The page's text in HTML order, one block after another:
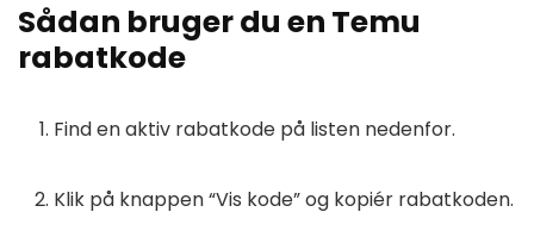
Sådan bruger du en Temu
rabatkode
Find en aktiv rabatkode på listen nedenfor.
Klik på knappen“Vis kode”og kopiér rabatkoden.